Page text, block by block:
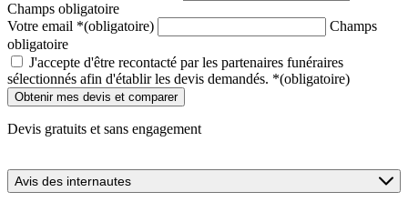
Champs obligatoire
Votre email *(obligatoire)
Champs
obligatoire
J'accepte d'être recontacté par les partenaires funéraires
sélectionnés afin d'établir les devis demandés. *(obligatoire)
Devis gratuits et sans engagement
Avis des internautes